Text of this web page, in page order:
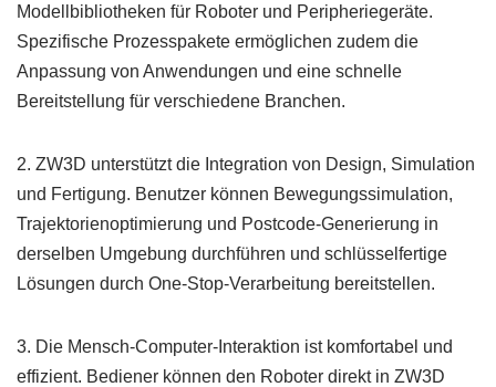
Modellbibliotheken für Roboter und Peripheriegeräte.
Spezifische Prozesspakete ermöglichen zudem die
Anpassung von Anwendungen und eine schnelle
Bereitstellung für verschiedene Branchen.
2. ZW3D unterstützt die Integration von Design, Simulation
und Fertigung. Benutzer können Bewegungssimulation,
Trajektorienoptimierung und Postcode-Generierung in
derselben Umgebung durchführen und schlüsselfertige
Lösungen durch One-Stop-Verarbeitung bereitstellen.
3. Die Mensch-Computer-Interaktion ist komfortabel und
effizient. Bediener können den Roboter direkt in ZW3D